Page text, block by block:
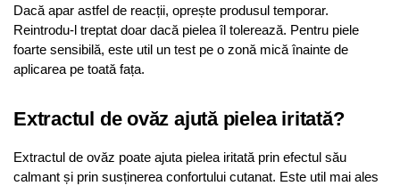
Dacă apar astfel de reacții, oprește produsul temporar.
Reintrodu-l treptat doar dacă pielea îl tolerează. Pentru piele
foarte sensibilă, este util un test pe o zonă mică înainte de
aplicarea pe toată fața.
Extractul de ovăz ajută pielea iritată?
Extractul de ovăz poate ajuta pielea iritată prin efectul său
calmant și prin susținerea confortului cutanat. Este util mai ales